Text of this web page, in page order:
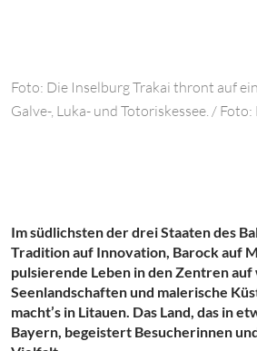
Foto: Die Inselburg Trakai thront auf
Galve-, Luka- und Totoriskessee. /
Im südlichsten der drei Staaten des
Tradition auf Innovation, Barock auf
pulsierende Leben in den Zentren
Seenlandschaften und malerische
macht’s in Litauen. Das Land, das in
Bayern, begeistert Besucherinnen